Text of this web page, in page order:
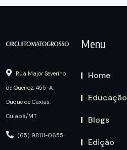
Rua Major Severino
de Queiroz, 455-A,
Duque de Caxias,
Cuiabá/MT
(65) 98111-0655
Menu
Home
Educação
Blogs
Edição